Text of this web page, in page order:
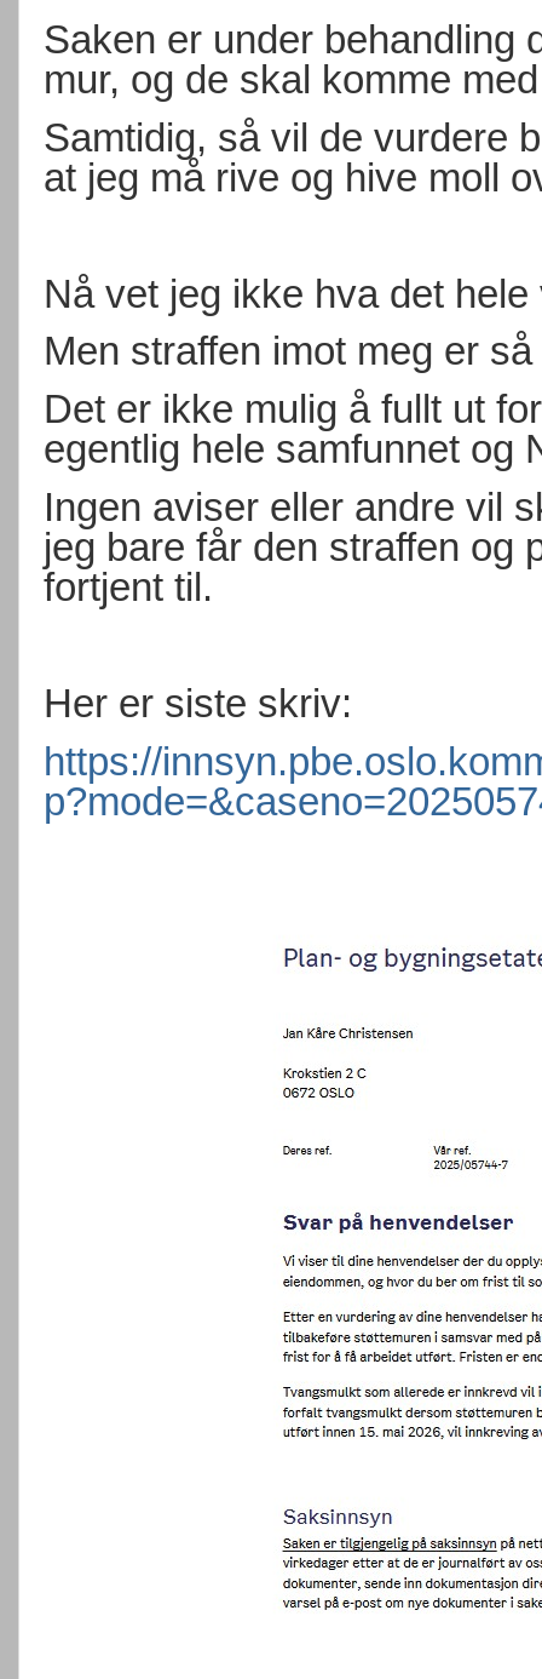
Saken er under behandling
mur, og de skal komme
Samtidig, så vil de vurdere
at jeg må rive og hive moll
Nå vet jeg ikke hva det
Men straffen imot meg er
Det er ikke mulig å fullt ut
egentlig hele samfunnet og
Ingen aviser eller andre vil
jeg bare får den straffen og
fortjent til.
Her er siste skriv:
https://